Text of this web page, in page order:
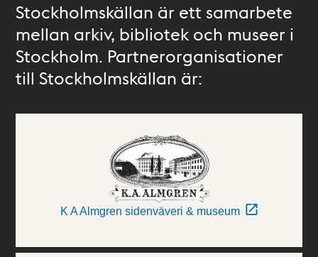
Stockholmskällan är ett samarbete
mellan arkiv, bibliotek och museer i
Stockholm. Partnerorganisationer
till Stockholmskällan är:
K A Almgren sidenväveri & museum